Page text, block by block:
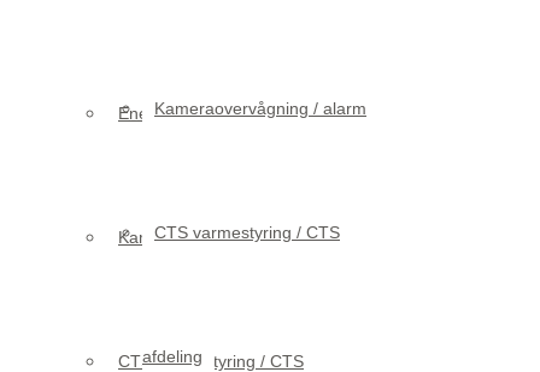
Kameraovervågning / alarm
CTS varmestyring / CTS
afdeling
Energioptimering
Kameraovervågning / alarm
CTS varmestyring / CTS